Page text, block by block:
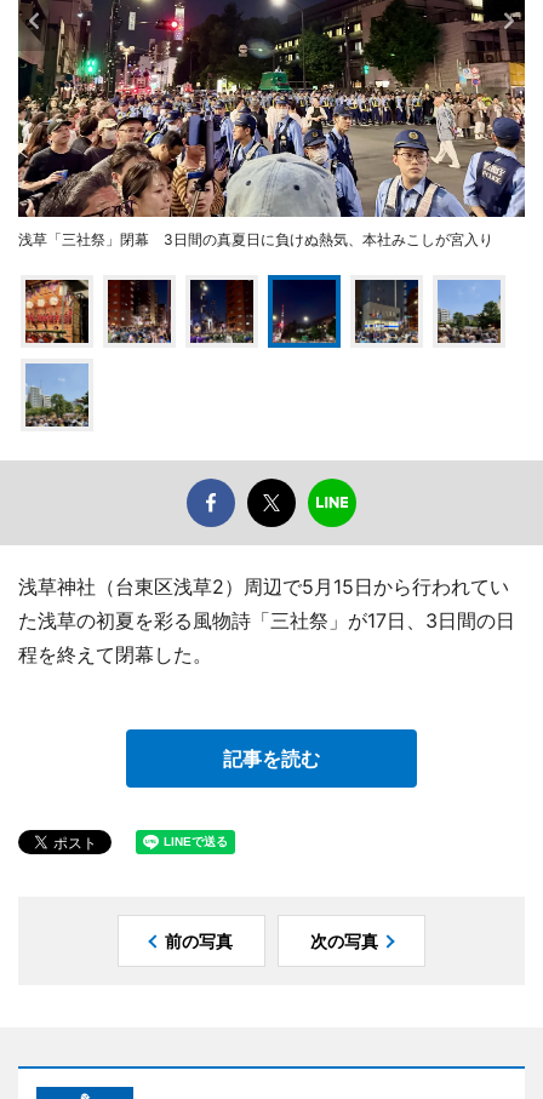
浅草「三社祭」閉幕 3日間の真夏日に負けぬ熱気、本社みこしが宮入り
浅草神社（台東区浅草2）周辺で5月15日から行われてい
た浅草の初夏を彩る風物詩「三社祭」が17日、3日間の日
程を終えて閉幕した。
記事を読む
前の写真 次の写真